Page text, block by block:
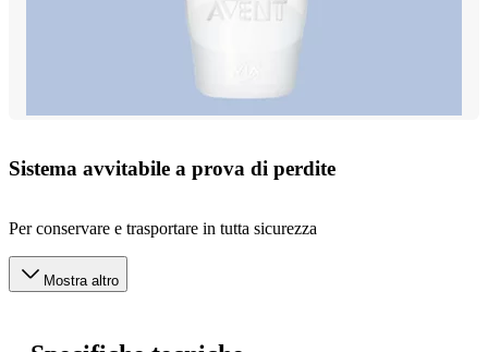
Sistema avvitabile a prova di perdite
Per conservare e trasportare in tutta sicurezza
Mostra altro